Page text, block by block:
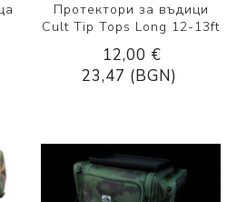
Протектори за въдици
Cult Tip Tops Long 12-13ft
12,00 €
23,47 (BGN)